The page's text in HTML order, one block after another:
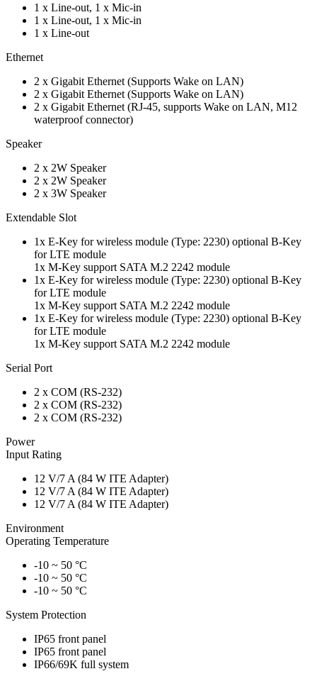
1 x Line-out, 1 x Mic-in
1 x Line-out, 1 x Mic-in
1 x Line-out
Ethernet
2 x Gigabit Ethernet (Supports Wake on LAN)
2 x Gigabit Ethernet (Supports Wake on LAN)
2 x Gigabit Ethernet (RJ-45, supports Wake on LAN, M12
waterproof connector)
Speaker
2 x 2W Speaker
2 x 2W Speaker
2 x 3W Speaker
Extendable Slot
1x E-Key for wireless module (Type: 2230) optional B-Key
for LTE module
1x M-Key support SATA M.2 2242 module
1x E-Key for wireless module (Type: 2230) optional B-Key
for LTE module
1x M-Key support SATA M.2 2242 module
1x E-Key for wireless module (Type: 2230) optional B-Key
for LTE module
1x M-Key support SATA M.2 2242 module
Serial Port
2 x COM (RS-232)
2 x COM (RS-232)
2 x COM (RS-232)
Power
Input Rating
12 V/7 A (84 W ITE Adapter)
12 V/7 A (84 W ITE Adapter)
12 V/7 A (84 W ITE Adapter)
Environment
Operating Temperature
-10 ~ 50 °C
-10 ~ 50 °C
-10 ~ 50 °C
System Protection
IP65 front panel
IP65 front panel
IP66/69K full system